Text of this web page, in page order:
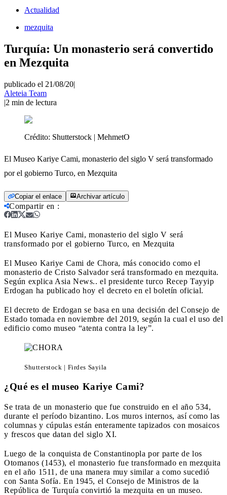
Actualidad
mezquita
Turquía: Un monasterio será convertido
en Mezquita
publicado el 21/08/20|
Aleteia Team
|2 min de lectura
Crédito: Shutterstock | MehmetO
El Museo Kariye Cami, monasterio del siglo V será transformado
por el gobierno Turco, en Mezquita
Copiar el enlace Archivar artículo
Compartir en :
El Museo Kariye Cami, monasterio del siglo V será
transformado por el gobierno Turco, en Mezquita
El Museo Kariye Cami de Chora, más conocido como el
monasterio de Cristo Salvador será transformado en mezquita.
Según explica Asia News.. el presidente turco Recep Tayyip
Erdogan ha publicado hoy el decreto en el boletín oficial.
El decreto de Erdogan se basa en una decisión del Consejo de
Estado tomada en noviembre del 2019, según la cual el uso del
edificio como museo “atenta contra la ley”.
Shutterstock | Firdes Sayila
¿Qué es el museo Kariye Cami?
Se trata de un monasterio que fue construido en el año 534,
durante el período bizantino. Los muros internos, así como las
columnas y cúpulas están enteramente tapizados con mosaicos
y frescos que datan del siglo XI.
Luego de la conquista de Constantinopla por parte de los
Otomanos (1453), el monasterio fue transformado en mezquita
en el año 1511, de una manera muy similar a como sucedió
con Santa Sofía. En 1945, el Consejo de Ministros de la
República de Turquía convirtió la mezquita en un museo.